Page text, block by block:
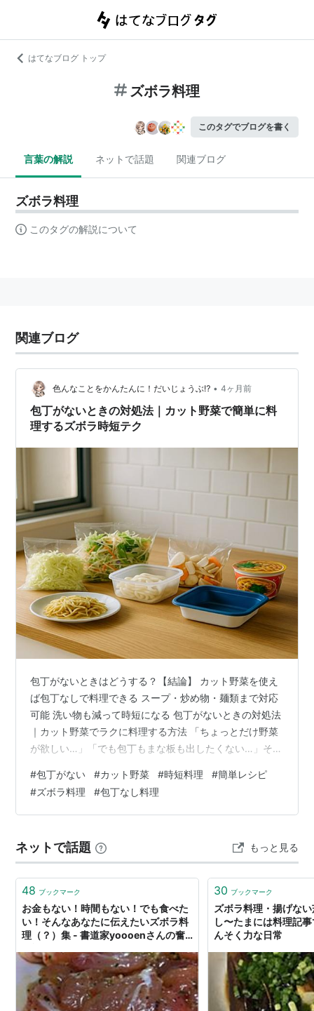
はてなブログ トップ
ズボラ料理
このタグでブログを書く
言葉の解説 ネットで話題 関連ブログ
ズボラ料理
このタグの解説について
関連ブログ
色んなことをかんたんに！だいじょうぶ⁉ • 4ヶ月前
包丁がないときの対処法｜カット野菜で簡単に料
理するズボラ時短テク
包丁がないときはどうする？【結論】 カット野菜を使え
ば包丁なしで料理できる スープ・炒め物・麺類まで対応
可能 洗い物も減って時短になる 包丁がないときの対処法
｜カット野菜でラクに料理する方法 「ちょっとだけ野菜
が欲しい…」「でも包丁もまな板も出したくない…」そん
ット野菜です。 包丁がなくても、工夫すればしっかり料
理はできます。ここでは、包丁を使わずにできる簡単な
方法を、初心者の方でもわかりやすく紹介していきま
よう カット野菜を使うメリット ① 時短になる：調理の
下ごしらえが一切不要！袋から取り…
#包丁がない #カット野菜 #時短料理 #簡単レシピ
#ズボラ料理 #包丁なし料理
ネットで話題 もっと見る
48 ブックマーク
お金もない！時間もない！でも食べた
い！そんなあなたに伝えたいズボラ料
理（？）集 - 書道家yoooenさんの奮
30 ブックマーク
ズボラ料理・揚げな
し〜たまには料理記
んそく力な日常